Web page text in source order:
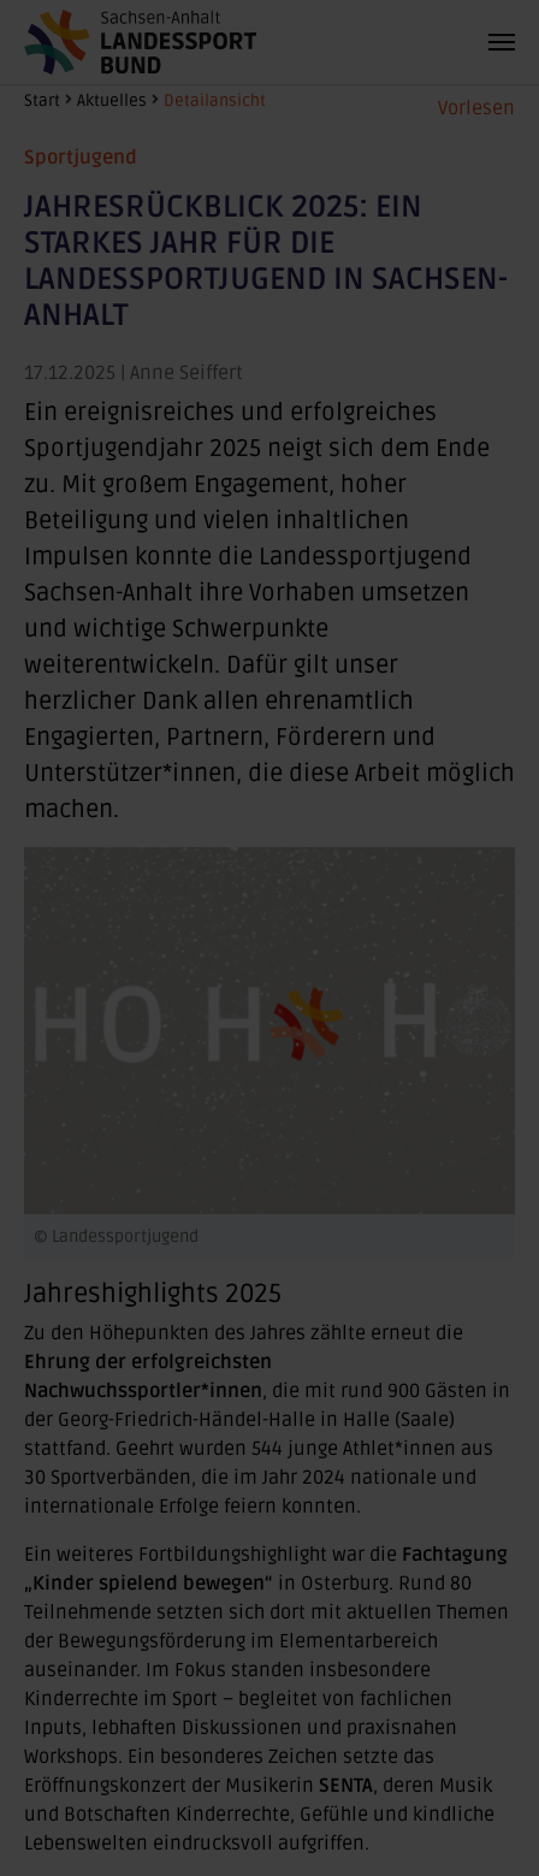
Zum Hauptinhalt springen Vorlesen
Sie sind hier:
Start Aktuelles Detailansicht
Sportjugend
JAHRESRÜCKBLICK 2025: EIN
STARKES JAHR FÜR DIE
LANDESSPORTJUGEND IN SACHSEN-
ANHALT
17.12.2025 | Anne Seiffert
Ein ereignisreiches und erfolgreiches
Sportjugendjahr 2025 neigt sich dem Ende
zu. Mit großem Engagement, hoher
Beteiligung und vielen inhaltlichen
Impulsen konnte die Landessportjugend
Sachsen-Anhalt ihre Vorhaben umsetzen
und wichtige Schwerpunkte
weiterentwickeln. Dafür gilt unser
herzlicher Dank allen ehrenamtlich
Engagierten, Partnern, Förderern und
Unterstützer*innen, die diese Arbeit möglich
machen.
© Landessportjugend
Jahreshighlights 2025
Zu den Höhepunkten des Jahres zählte erneut die
Ehrung der erfolgreichsten
Nachwuchssportler*innen, die mit rund 900 Gästen in
der Georg-Friedrich-Händel-Halle in Halle (Saale)
stattfand. Geehrt wurden 544 junge Athlet*innen aus
30 Sportverbänden, die im Jahr 2024 nationale und
internationale Erfolge feiern konnten.
Ein weiteres Fortbildungshighlight war die Fachtagung
„Kinder spielend bewegen“ in Osterburg. Rund 80
Teilnehmende setzten sich dort mit aktuellen Themen
der Bewegungsförderung im Elementarbereich
auseinander. Im Fokus standen insbesondere
Kinderrechte im Sport – begleitet von fachlichen
Inputs, lebhaften Diskussionen und praxisnahen
Workshops. Ein besonderes Zeichen setzte das
Eröffnungskonzert der Musikerin SENTA, deren Musik
und Botschaften Kinderrechte, Gefühle und kindliche
Lebenswelten eindrucksvoll aufgriffen.